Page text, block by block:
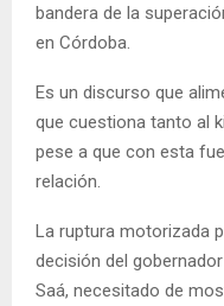
bandera de la
en Córdoba.
Es un discurso que
que cuestiona tanto al
pese a que con esta
relación.
La ruptura motorizada
decisión del
Saá, necesitado de